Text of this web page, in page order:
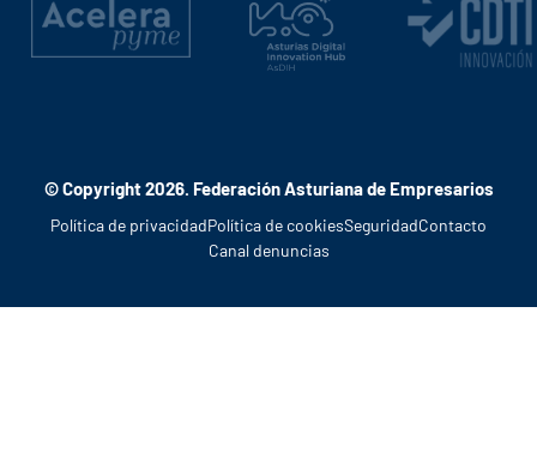
© Copyright 2026. Federación Asturiana de Empresarios
Política de privacidadPolítica de cookiesSeguridadContacto
Canal denuncias